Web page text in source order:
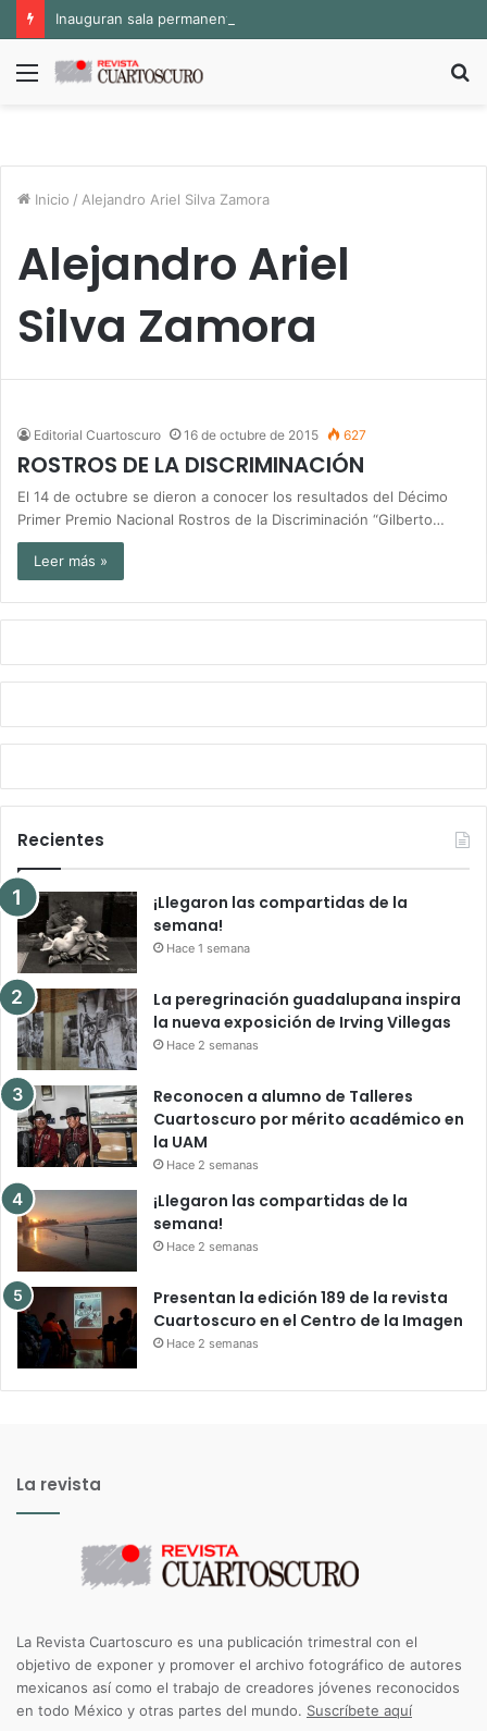
Menú
Inicio / Alejandro Ariel Silva Zamora
Alejandro Ariel
Silva Zamora
Editorial Cuartoscuro 16 de octubre de 2015 627
ROSTROS DE LA DISCRIMINACIÓN
El 14 de octubre se dieron a conocer los resultados del Décimo
Primer Premio Nacional Rostros de la Discriminación “Gilberto…
Leer más »
Recientes
¡Llegaron las compartidas de la
semana!
Hace 1 semana
La peregrinación guadalupana inspira
la nueva exposición de Irving Villegas
Hace 2 semanas
Reconocen a alumno de Talleres
Cuartoscuro por mérito académico en
la UAM
Hace 2 semanas
¡Llegaron las compartidas de la
semana!
Hace 2 semanas
Presentan la edición 189 de la revista
Cuartoscuro en el Centro de la Imagen
Hace 2 semanas
La revista
La Revista Cuartoscuro es una publicación trimestral con el
objetivo de exponer y promover el archivo fotográfico de autores
mexicanos así como el trabajo de creadores jóvenes reconocidos
en todo México y otras partes del mundo. Suscríbete aquí